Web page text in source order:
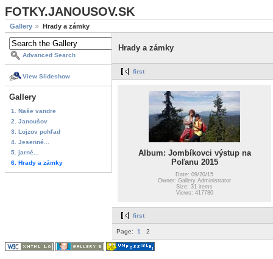
FOTKY.JANOUSOV.SK
Gallery Hrady a zámky
Advanced Search
View Slideshow
Gallery
1. Naše vandre
2. Janoušov
3. Lojzov pohľad
4. Jesenné...
5. jarné...
6. Hrady a zámky
Hrady a zámky
first
Album: Jombíkovci výstup na
Poľanu 2015
Date: 09/20/15
Owner: Gallery Administrator
Size: 31 items
Views: 417780
first
Page: 1 2